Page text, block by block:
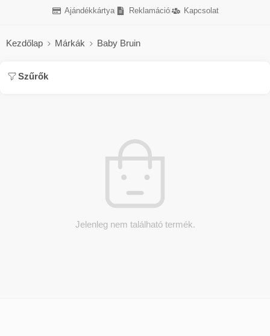
Ajándékkártya Reklamáció Kapcsolat
Kezdőlap Márkák Baby Bruin
Szűrők
Jelenleg nem található termék.